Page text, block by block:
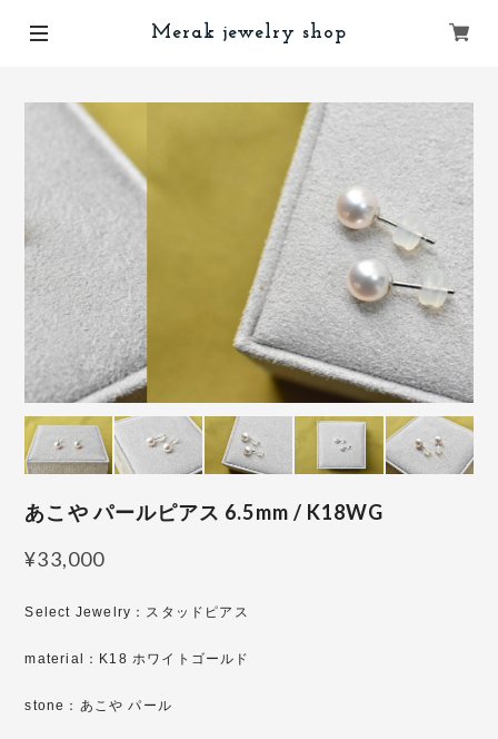
Merak jewelry shop
あこや パールピアス 6.5mm / K18WG
¥33,000
Select Jewelry：スタッドピアス
material：K18 ホワイトゴールド
stone：あこや パール